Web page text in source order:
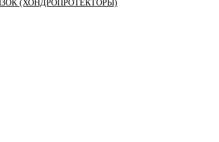
(ХОНДРОПРОТЕКТОРЫ)